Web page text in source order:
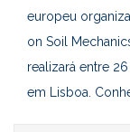
europeu
on Soil
realizará entre
em Lisboa.